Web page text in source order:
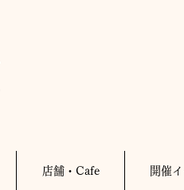
店舗・Cafe 開催